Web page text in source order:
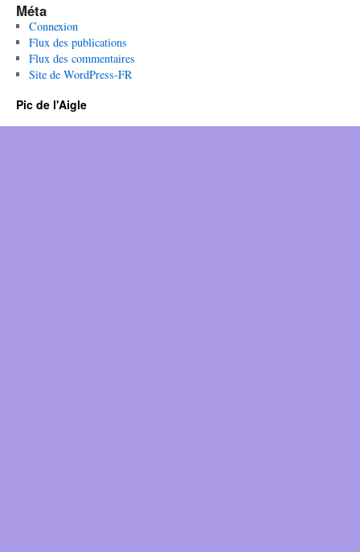
Méta
Connexion
Flux des publications
Flux des commentaires
Site de WordPress-FR
Pic de l'Aigle